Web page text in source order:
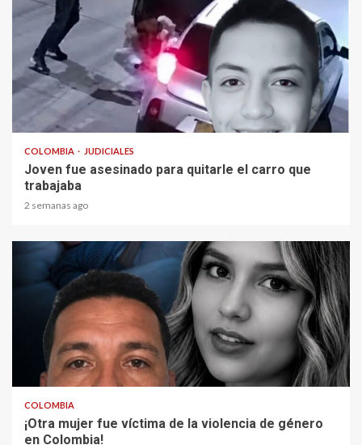
2 min read
COLOMBIA JUDICIALES
Joven fue asesinado para quitarle el carro que
trabajaba
2 semanas ago
2 min read
COLOMBIA
¡Otra mujer fue víctima de la violencia de género
en Colombia!